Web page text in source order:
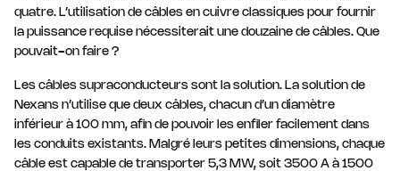
quatre. L’utilisation de câbles en cuivre classiques pour fournir
la puissance requise nécessiterait une douzaine de câbles. Que
pouvait-on faire ?
Les câbles supraconducteurs sont la solution. La solution de
Nexans n’utilise que deux câbles, chacun d’un diamètre
inférieur à 100 mm, afin de pouvoir les enfiler facilement dans
les conduits existants. Malgré leurs petites dimensions, chaque
câble est capable de transporter 5,3 MW, soit 3500 A à 1500